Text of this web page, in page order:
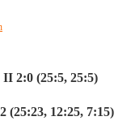
2:0 (25:5, 25:5)
(25:23, 12:25, 7:15)